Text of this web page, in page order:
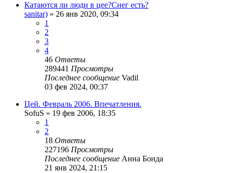
Катаются ли люди в цее?Снег есть?
sanitar) » 26 янв 2020, 09:34
1
2
3
4
46 Ответы
289441 Просмотры
Последнее сообщение Vadil
03 фев 2024, 00:37
Цей. Февраль 2006. Впечатления.
SofuS » 19 фев 2006, 18:35
1
2
18 Ответы
227196 Просмотры
Последнее сообщение Анна Бонда
21 янв 2024, 21:15